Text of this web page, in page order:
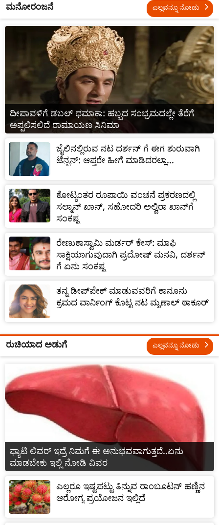
ಮನೋರಂಜನೆ ಎಲ್ಲವನ್ನೂ ನೋಡು
ದೀಪಾವಳಿಗೆ ಡಬಲ್‌ ಧಮಾಕಾ: ಹಬ್ಬದ ಸಂಭ್ರಮದಲ್ಲೇ ತೆರೆಗೆ
ಅಪ್ಪಲಿಸಲಿದೆ ರಾಮಾಯಣ ಸಿನಿಮಾ
ಜೈಲಿನಲ್ಲಿರುವ ನಟ ದರ್ಶನ್ ಗೆ ಈಗ ಶುರುವಾಗಿ
ಟೆನ್ಷನ್: ಆಪ್ತರೇ ಹೀಗೆ ಮಾಡಿದರಲ್ಲಾ...
ಕೋಟ್ಯಂತರ ರೂಪಾಯಿ ವಂಚನೆ ಪ್ರಕರಣದಲ್ಲಿ
ಸಲ್ಮಾನ್‌ ಖಾನ್‌, ಸಹೋದರಿ ಅಲ್ವಿರಾ ಖಾನ್‌ಗೆ
ಸಂಕಷ್ಟ
ರೇಣುಕಾಸ್ವಾಮಿ ಮರ್ಡರ್ ಕೇಸ್: ಮಾಫಿ
ಸಾಕ್ಷಿಯಾಗುವುದಾಗಿ ಪ್ರದೋಷ್ ಮನವಿ, ದರ್ಶನ್
ಗೆ ಏನು ಸಂಕಷ್ಟ
ತನ್ನ ಡೀಪ್‌ಪೇಕ್‌ ಮಾಡುವವರಿಗೆ ಕಾನೂನು
ಕ್ರಮದ ವಾರ್ನಿಂಗ್ ಕೊಟ್ಟ ನಟ ಮೃಣಾಲ್ ಠಾಕೂರ್
ರುಚಿಯಾದ ಅಡುಗೆ ಎಲ್ಲವನ್ನೂ ನೋಡು
ಫ್ಯಾಟಿ ಲಿವರ್ ಇದ್ರೆ ನಿಮಗೆ ಈ ಅನುಭವವಾಗುತ್ತದೆ..ಏನು
ಮಾಡಬೇಕು ಇಲ್ಲಿ ನೋಡಿ ವಿವರ
ಎಲ್ಲರೂ ಇಷ್ಟಪಟ್ಟು ತಿನ್ನುವ ರಾಂಬೂಟನ್ ಹಣ್ಣಿನ
ಆರೋಗ್ಯ ಪ್ರಯೋಜನ ಇಲ್ಲಿದೆ